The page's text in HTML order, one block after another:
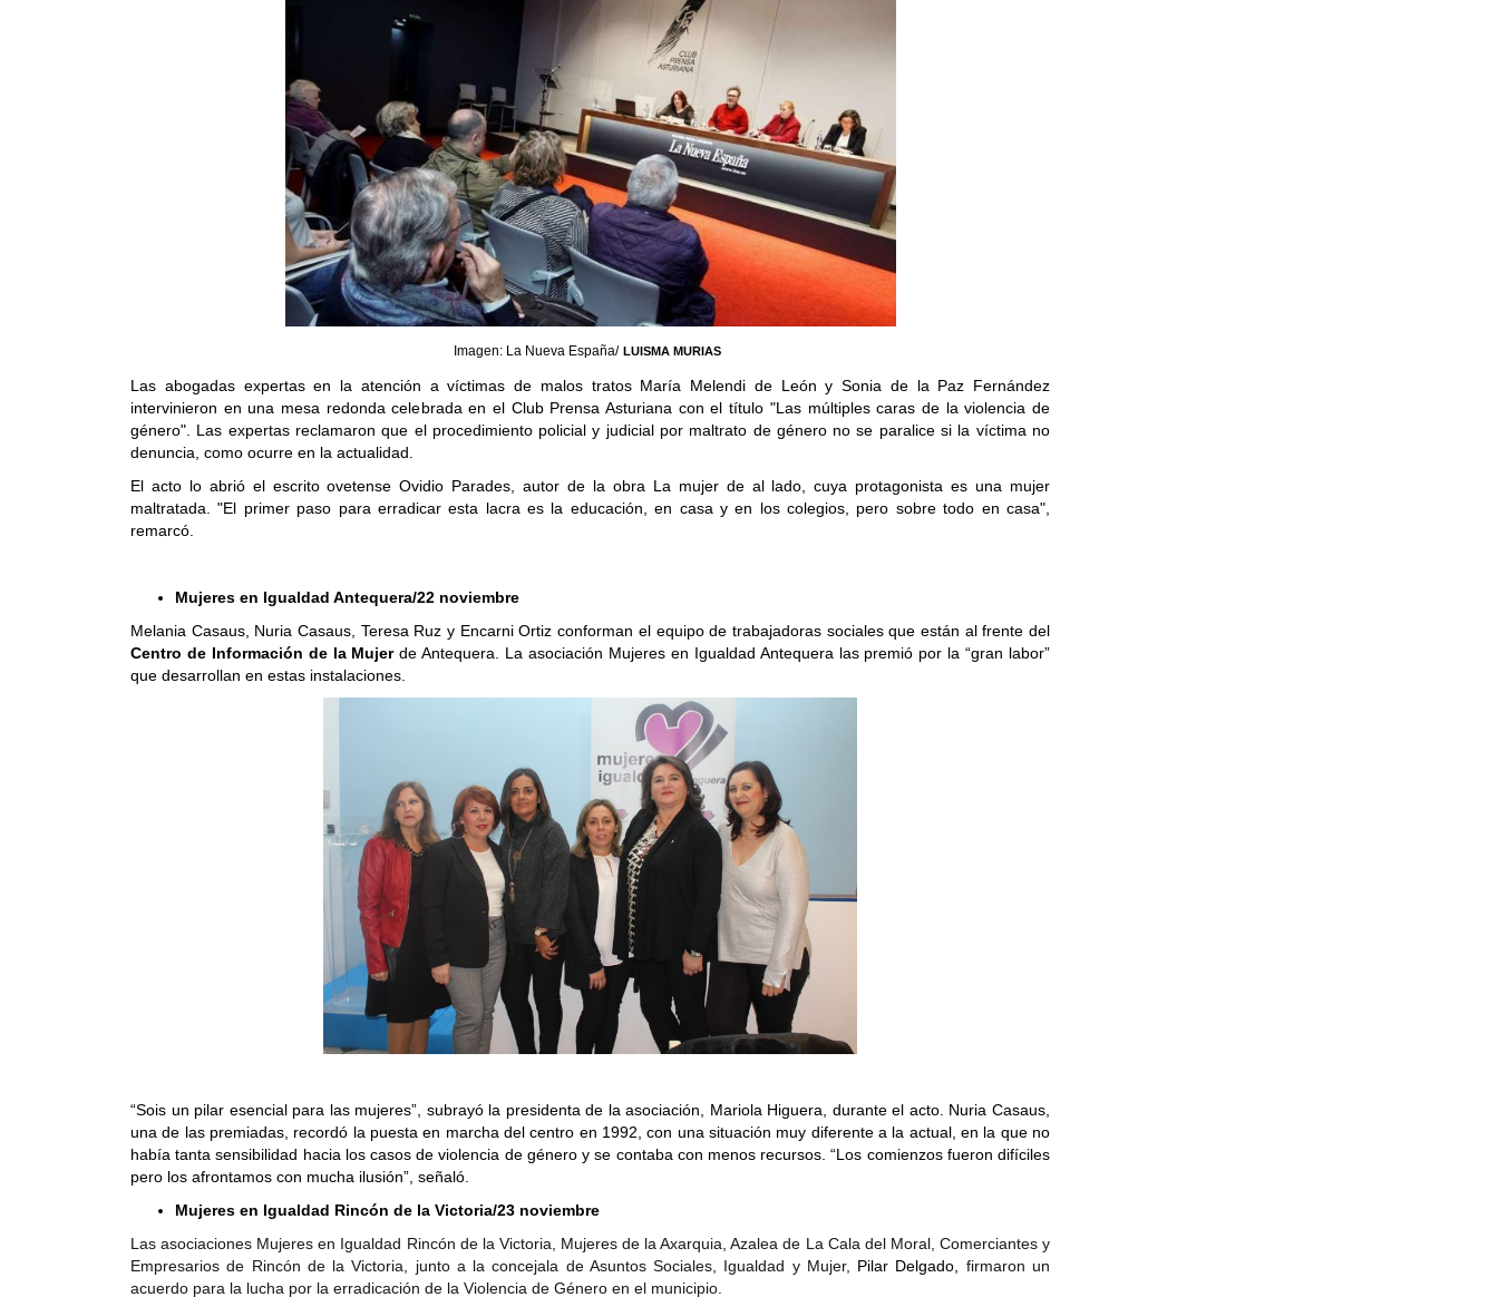
Imagen: La Nueva España/ LUISMA MURIAS
Las abogadas expertas en la atención a víctimas de malos tratos María Melendi de León y Sonia de la Paz Fernández
intervinieron en una mesa redonda celebrada en el Club Prensa Asturiana con el título "Las múltiples caras de la violencia de
género". Las expertas reclamaron que el procedimiento policial y judicial por maltrato de género no se paralice si la víctima no
denuncia, como ocurre en la actualidad.
El acto lo abrió el escrito ovetense Ovidio Parades, autor de la obra La mujer de al lado, cuya protagonista es una mujer
maltratada. "El primer paso para erradicar esta lacra es la educación, en casa y en los colegios, pero sobre todo en casa",
remarcó.
Mujeres en Igualdad Antequera/22 noviembre
Melania Casaus, Nuria Casaus, Teresa Ruz y Encarni Ortiz conforman el equipo de trabajadoras sociales que están al frente del
Centro de Información de la Mujerde Antequera. La asociación Mujeres en Igualdad Antequera las premió por la “gran labor”
que desarrollan en estas instalaciones.
“Sois un pilar esencial para las mujeres”, subrayó la presidenta de la asociación, Mariola Higuera, durante el acto. Nuria Casaus,
una de las premiadas, recordó la puesta en marcha del centro en 1992, con una situación muy diferente a la actual, en la que no
había tanta sensibilidad hacia los casos de violencia de género y se contaba con menos recursos. “Los comienzos fueron difíciles
pero los afrontamos con mucha ilusión”, señaló.
Mujeres en Igualdad Rincón de la Victoria/23 noviembre
Las asociaciones Mujeres en Igualdad Rincón de la Victoria, Mujeres de la Axarquia , Azalea de La Cala del Moral, Comerciantes y
Empresarios de Rincón de la Victoria , junto a la concejala de Asuntos Sociales, Igualdad y Mujer, Pilar Delgado,
firmaron un
acuerdo para la lucha por la erradicación de la Violencia de Género en el municipio.